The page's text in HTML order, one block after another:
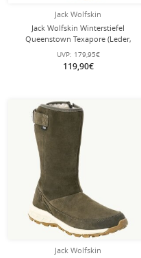
Jack Wolfskin
Jack Wolfskin Winterstiefel
Queenstown Texapore (Leder,
seitlicher Reißverschluss)
dunkelbraun Damen
UVP: 179,95€
119,90€
Jack Wolfskin